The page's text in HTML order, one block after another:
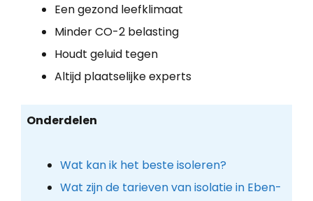
Een gezond leefklimaat
Minder CO-2 belasting
Houdt geluid tegen
Altijd plaatselijke experts
Onderdelen
Wat kan ik het beste isoleren?
Wat zijn de tarieven van isolatie in Eben-